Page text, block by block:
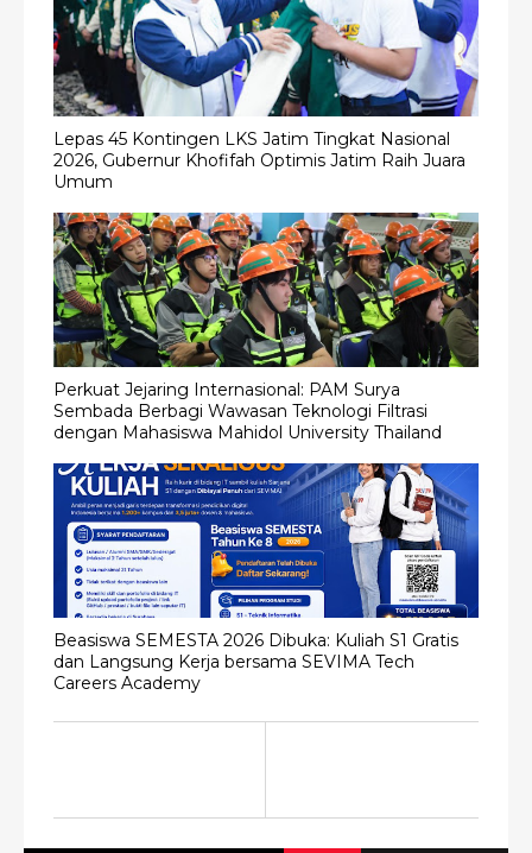
Lepas 45 Kontingen LKS Jatim Tingkat Nasional
2026, Gubernur Khofifah Optimis Jatim Raih Juara
Umum
Perkuat Jejaring Internasional: PAM Surya
Sembada Berbagi Wawasan Teknologi Filtrasi
dengan Mahasiswa Mahidol University Thailand
Beasiswa SEMESTA 2026 Dibuka: Kuliah S1 Gratis
dan Langsung Kerja bersama SEVIMA Tech
Careers Academy